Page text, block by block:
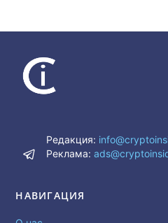
Редакция:
Реклама:
НАВИГАЦИЯ